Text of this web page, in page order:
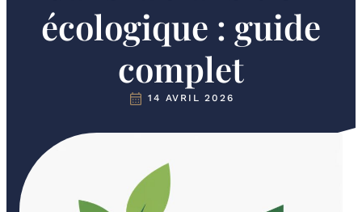
écologique : guide
complet
14 AVRIL 2026